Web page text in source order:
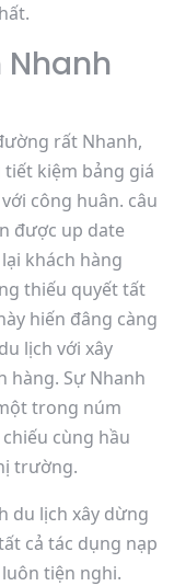
Nhanh
rất Nhanh,
kiệm bảng giá
công huân. câu
được up date
khách hàng
thiếu quyết tất
hiến đâng càng
lịch với xây
hàng. Sự Nhanh
trong núm
cùng hầu
trường.
du lịch xây dừng
cả tác dụng nạp
tiện nghi.